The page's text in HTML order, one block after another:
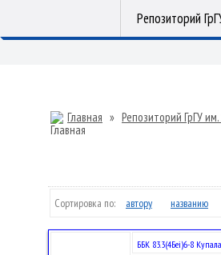
Репозиторий
Главная » Репозиторий ГрГУ
Сортировка по: автору названию
ББК 83.3(4Беі)6-8